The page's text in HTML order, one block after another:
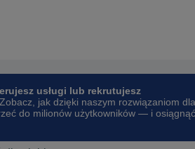
usługi lub rekrutujesz
Zobacz, jak dzięki naszym rozwiązaniom dla
do milionów użytkowników — i osiągnąć